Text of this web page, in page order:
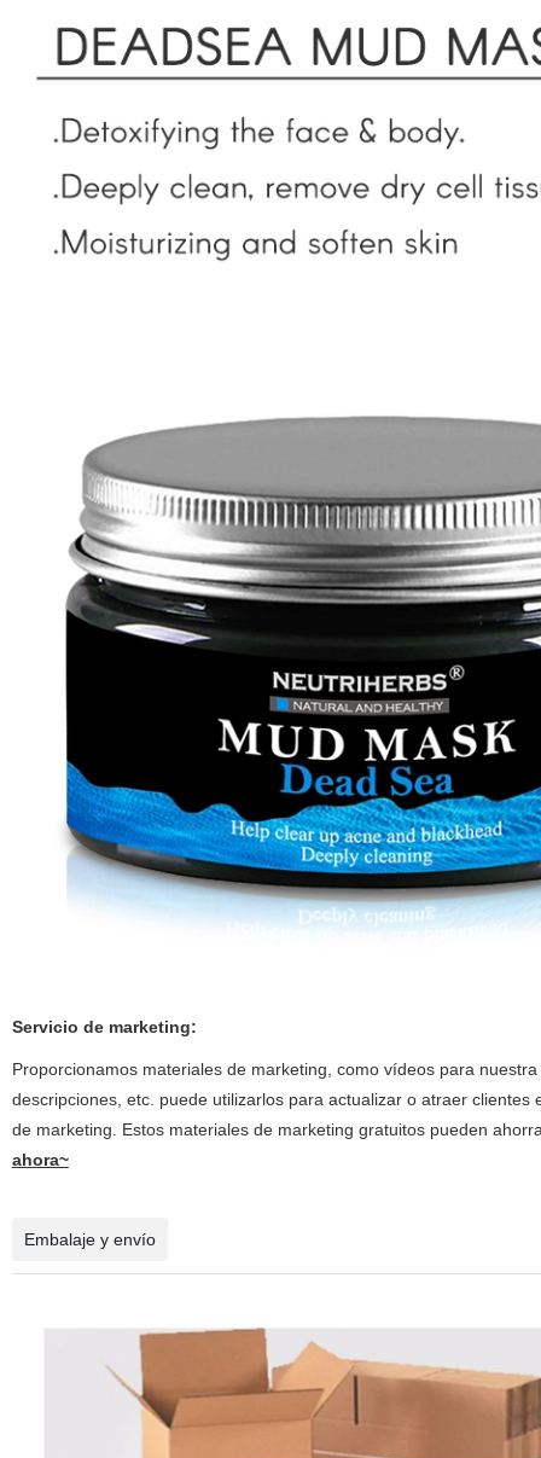
Servicio de marketing:
Proporcionamos materiales de marketing, como vídeos para
descripciones, etc. puede utilizarlos para actualizar o atraer
de marketing. Estos materiales de marketing gratuitos pueden
ahora~
Embalaje y envío